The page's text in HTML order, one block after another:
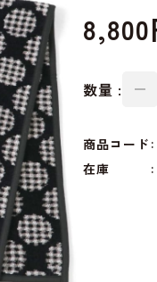
数量 :
商品コード
在庫